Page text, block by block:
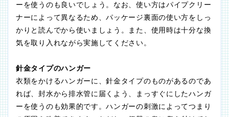
ーを使うのも良いでしょう。なお、使い方はパイプクリー
ナーによって異なるため、パッケージ裏面の使い方をしっ
かりと読んでから使いましょう。また、使用時は十分な換
気を取り入れながら実施してください。
針金タイプのハンガー
衣類をかけるハンガーに、針金タイプのものがあるのであ
れば、封水から排水管に届くよう、まっすぐにしたハンガ
ーを使うのも効果的です。ハンガーの刺激によってつまり